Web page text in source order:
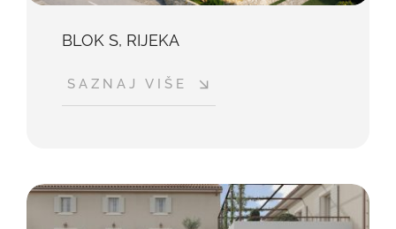
BLOK S, RIJEKA
SAZNAJ VIŠE